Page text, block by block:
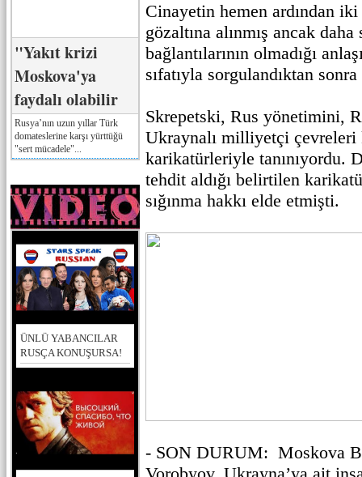
"Yakıt krizi
Moskova'ya
faydalı olabilir
Rusya’nın uzun yıllar Türk
domateslerine karşı yürttüğü
"sert mücadele"...
ÜNLÜ YABANCILAR
RUSÇA KONUŞURSA!
Cinayetin hemen ardından iki
gözaltına alınmış ancak
bağlantılarının olmadığı
sıfatıyla sorgulandıktan sonra
Skrepetski, Rus yönetimini,
Ukraynalı milliyetçi çevreleri
karikatürleriyle tanınıyordu.
tehdit aldığı belirtilen
sığınma hakkı elde etmişti.
- SON DURUM: Moskova